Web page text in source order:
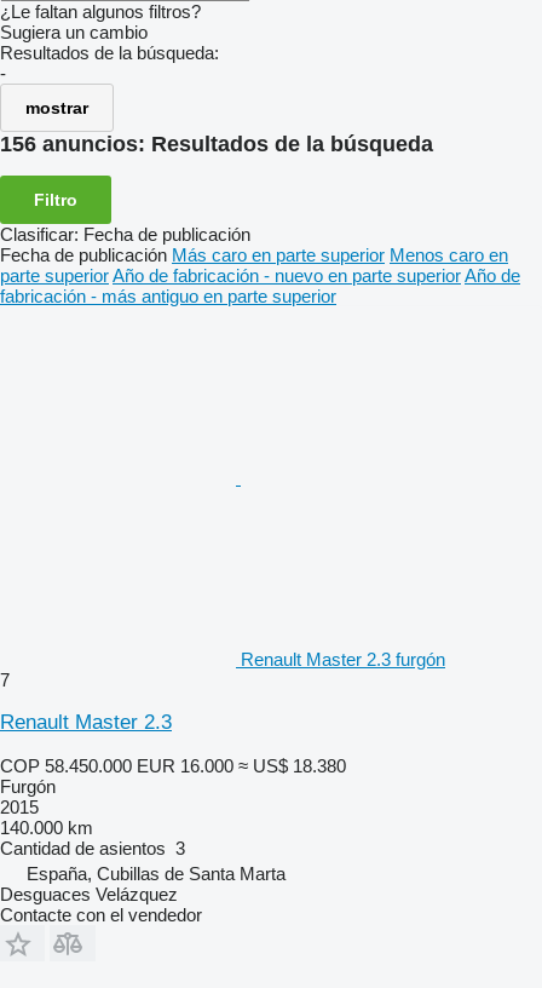
¿Le faltan algunos filtros?
Sugiera un cambio
Resultados de la búsqueda:
-
mostrar
156 anuncios: Resultados de la búsqueda
Filtro
Clasificar: Fecha de publicación
Fecha de publicación Más caro en parte superior Menos caro en
parte superiorAño de fabricación - nuevo en parte superiorAño de
fabricación - más antiguo en parte superior
Renault Master 2.3 furgón
7
Renault Master 2.3
COP 58.450.000 EUR 16.000 ≈ US$ 18.380
Furgón
2015
140.000 km
Cantidad de asientos 3
España, Cubillas de Santa Marta
Desguaces Velázquez
Contacte con el vendedor